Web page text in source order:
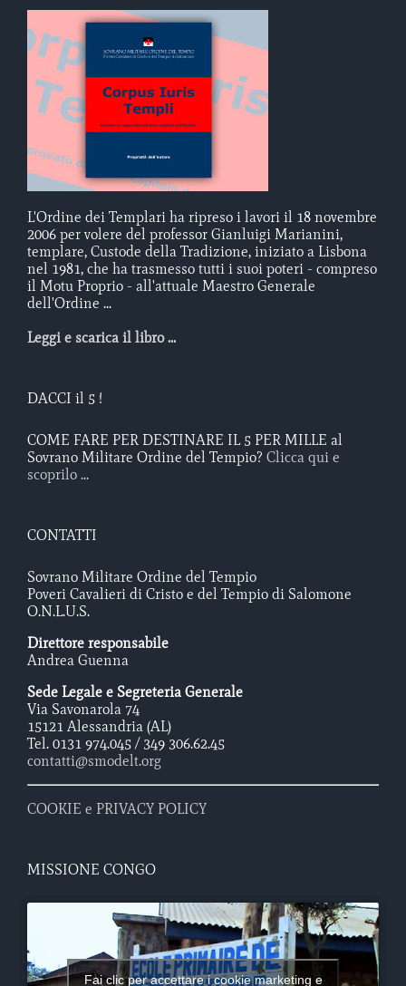
L'Ordine dei Templari ha ripreso i lavori il 18 novembre
2006 per volere del professor Gianluigi Marianini,
templare, Custode della Tradizione, iniziato a Lisbona
nel 1981, che ha trasmesso tutti i suoi poteri - compreso
il Motu Proprio - all'attuale Maestro Generale
dell'Ordine ...
Leggi e scarica il libro ...
DACCI il 5 !
COME FARE PER DESTINARE IL 5 PER MILLE al
Sovrano Militare Ordine del Tempio? Clicca qui e
scoprilo ...
CONTATTI
Sovrano Militare Ordine del Tempio
Poveri Cavalieri di Cristo e del Tempio di Salomone
O.N.L.U.S.
Direttore responsabile
Andrea Guenna
Sede Legale e Segreteria Generale
Via Savonarola 74
15121 Alessandria (AL)
Tel. 0131 974.045 / 349 306.62.45
contatti@smodelt.org
COOKIE e PRIVACY POLICY
MISSIONE CONGO
Fai clic per accettare i cookie marketing e